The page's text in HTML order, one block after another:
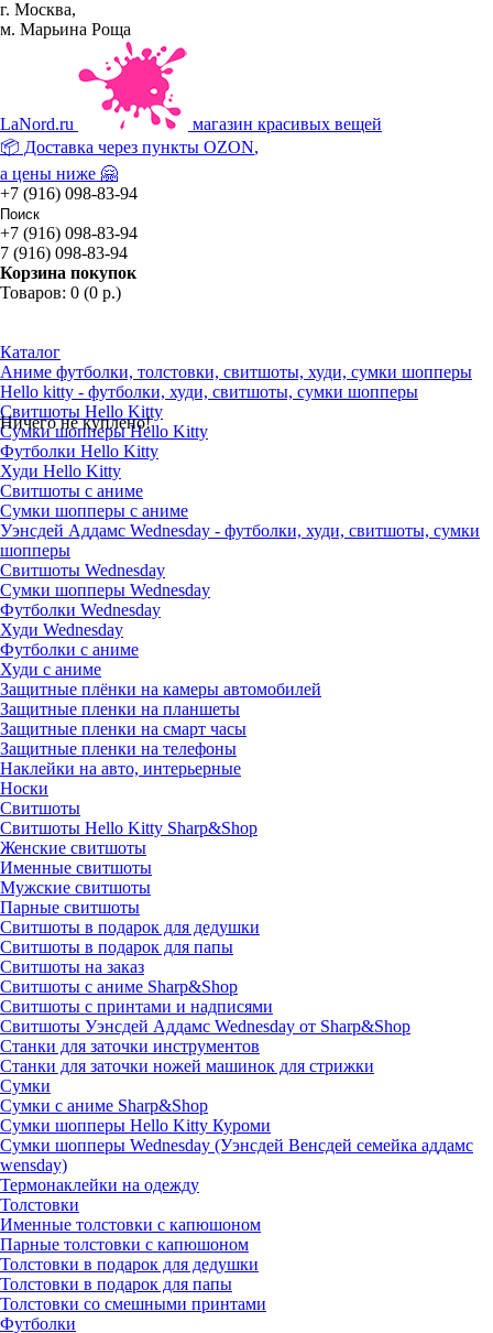
г. Москва,
м. Марьина Роща
LaNord.ru
магазин красивых вещей
📦 Доставка через пункты OZON,
а цены ниже 🤗
+7 (916) 098-83-94
+7 (916) 098-83-94
7 (916) 098-83-94
Корзина покупок
Товаров: 0 (0 р.)
Ничего не куплено!
Каталог
Аниме футболки, толстовки, свитшоты, худи, сумки шопперы
Hello kitty - футболки, худи, свитшоты, сумки шопперы
Свитшоты Hello Kitty
Сумки шопперы Hello Kitty
Футболки Hello Kitty
Худи Hello Kitty
Свитшоты с аниме
Сумки шопперы с аниме
Уэнсдей Аддамс Wednesday - футболки, худи, свитшоты, сумки
шопперы
Свитшоты Wednesday
Сумки шопперы Wednesday
Футболки Wednesday
Худи Wednesday
Футболки с аниме
Худи с аниме
Защитные плёнки на камеры автомобилей
Защитные пленки на планшеты
Защитные пленки на смарт часы
Защитные пленки на телефоны
Наклейки на авто, интерьерные
Носки
Свитшоты
Cвитшоты Hello Kitty Sharp&Shop
Женские свитшоты
Именные свитшоты
Мужские свитшоты
Парные свитшоты
Свитшоты в подарок для дедушки
Свитшоты в подарок для папы
Свитшоты на заказ
Свитшоты с аниме Sharp&Shop
Свитшоты с принтами и надписями
Свитшоты Уэнсдей Аддамс Wednesday от Sharp&Shop
Станки для заточки инструментов
Станки для заточки ножей машинок для стрижки
Сумки
Сумки с аниме Sharp&Shop
Сумки шопперы Hello Kitty Куроми
Сумки шопперы Wednesday (Уэнсдей Венсдей семейка аддамс
wensday)
Термонаклейки на одежду
Толстовки
Именные толстовки с капюшоном
Парные толстовки с капюшоном
Толстовки в подарок для дедушки
Толстовки в подарок для папы
Толстовки со смешными принтами
Футболки